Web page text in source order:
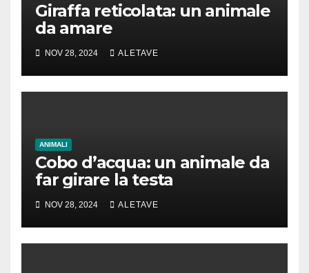
Giraffa reticolata: un animale
da amare
NOV 28, 2024 ALETAVE
ANIMALI
Cobo d’acqua: un animale da
far girare la testa
NOV 28, 2024 ALETAVE